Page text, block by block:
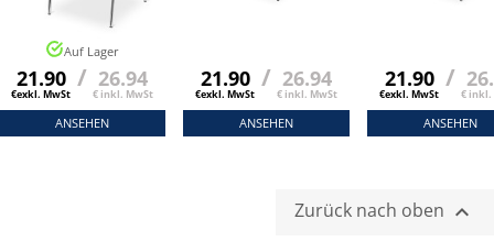
Auf Lager
21.90
€exkl. MwSt
/ 26.94
€ inkl. MwSt
ANSEHEN
21.90
€exkl. MwSt
/ 26.94
€ inkl. MwSt
ANSEHEN
21.90
€exkl. MwSt
/
€ inkl.
ANSEHEN
Zurück nach oben 